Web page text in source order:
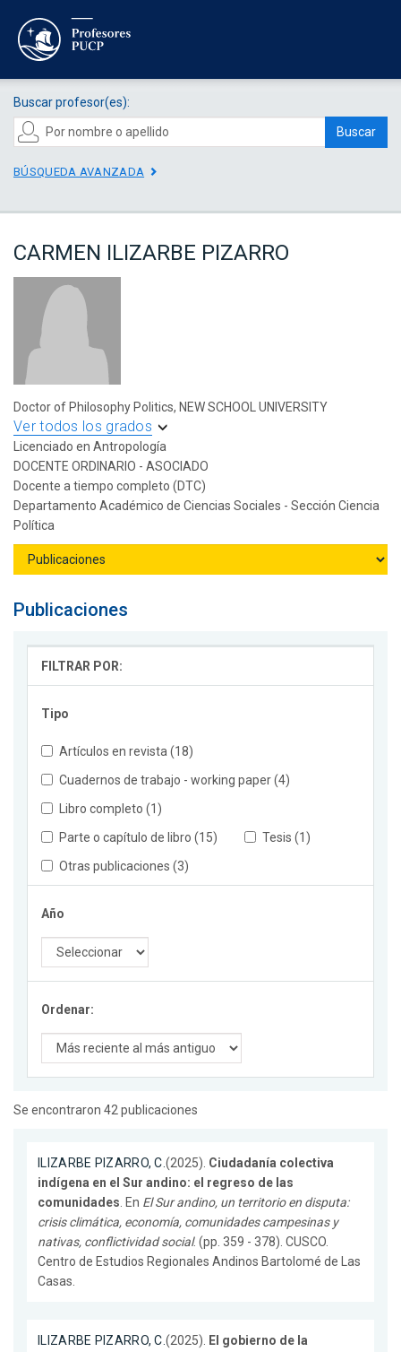
Buscar profesor(es):
Buscar
BÚSQUEDA AVANZADA
CARMEN ILIZARBE PIZARRO
Doctor of Philosophy Politics, NEW SCHOOL UNIVERSITY
Ver todos los grados
Licenciado en Antropología
DOCENTE ORDINARIO - ASOCIADO
Docente a tiempo completo (DTC)
Departamento Académico de Ciencias Sociales - Sección Ciencia
Política
Publicaciones
FILTRAR POR:
Tipo
Artículos en revista (18)
Cuadernos de trabajo - working paper (4)
Libro completo (1)
Parte o capítulo de libro (15)
Tesis (1)
Otras publicaciones (3)
Año
Ordenar:
Se encontraron 42 publicaciones
ILIZARBE PIZARRO, C.(2025). Ciudadanía colectiva
indígena en el Sur andino: el regreso de las
comunidades. En El Sur andino, un territorio en disputa:
crisis climática, economía, comunidades campesinas y
nativas, conflictividad social. (pp. 359 - 378). CUSCO.
Centro de Estudios Regionales Andinos Bartolomé de Las
Casas.
ILIZARBE PIZARRO, C.(2025). El gobierno de la